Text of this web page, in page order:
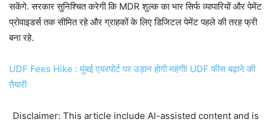
सकेंगे. सरकार सुनिश्चित करेगी कि MDR शुल्क का भार सिर्फ व्यापारियों और पेमेंट
प्रोवाइडर्स तक सीमित रहे और ग्राहकों के लिए डिजिटल पेमेंट पहले की तरह फ्री
बना रहे.
UDF Fees Hike : मुंबई एयरपोर्ट पर उड़ान होगी महंगी! UDF फीस बढ़ाने की
तैयारी
Disclaimer: This article include AI-assisted content and is